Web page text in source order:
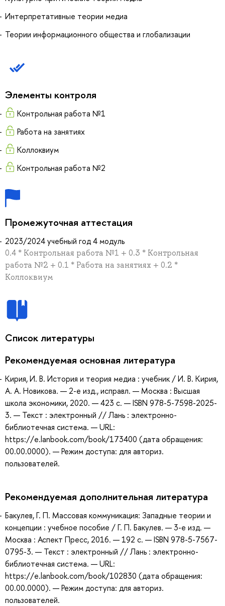
Интерпретативные теории медиа
Теории информационного общества и глобализации
Элементы контроля
Контрольная работа №1
Работа на занятиях
Коллоквиум
Контрольная работа №2
Промежуточная аттестация
2023/2024 учебный год 4 модуль
0.4 * Контрольная работа №1 + 0.3 * Контрольная
работа №2 + 0.1 * Работа на занятиях + 0.2 *
Коллоквиум
Список литературы
Рекомендуемая основная литература
Кирия, И. В. История и теория медиа : учебник / И. В. Кирия,
А. А. Новикова. — 2-е изд., исправл. — Москва : Высшая
школа экономики, 2020. — 423 с. — ISBN 978-5-7598-2025-
3. — Текст : электронный // Лань : электронно-
библиотечная система. — URL:
https://e.lanbook.com/book/173400 (дата обращения:
00.00.0000). — Режим доступа: для авториз.
пользователей.
Рекомендуемая дополнительная литература
Бакулев, Г. П. Массовая коммуникация: Западные теории и
концепции : учебное пособие / Г. П. Бакулев. — 3-е изд. —
Москва : Аспект Пресс, 2016. — 192 с. — ISBN 978-5-7567-
0795-3. — Текст : электронный // Лань : электронно-
библиотечная система. — URL:
https://e.lanbook.com/book/102830 (дата обращения:
00.00.0000). — Режим доступа: для авториз.
пользователей.